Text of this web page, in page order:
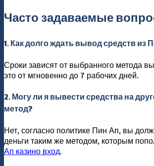
Часто задаваемые
1. Как долго ждать вывод средств из
Сроки зависят от выбранного метода
это от мгновенно до 7 рабочих дней.
2. Могу ли я вывести средства на
метод?
Нет, согласно политике Пин Ап, вы
деньги таким же методом, которым
Ап казино вход.